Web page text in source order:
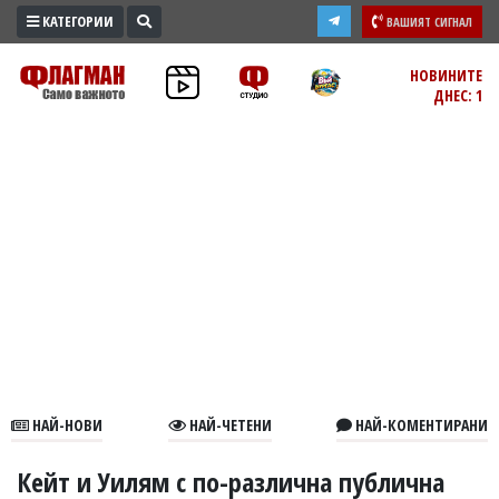
ПРОМО
ЗОНА
В
КАТЕГОРИИ ВАШИЯТ СИГНАЛ
НОВИНИТЕ
ДНЕС: 1
НАЙ-НОВИ НАЙ-ЧЕТЕНИ НАЙ-КОМЕНТИРАНИ
Кейт и Уилям с по-различна публична